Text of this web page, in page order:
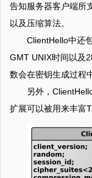
告知服务器客户端所
以及压缩算法。
ClientHello中还
GMT UNIX时间以及
数会在密钥生成过程
另外，
扩展可以被用来丰富